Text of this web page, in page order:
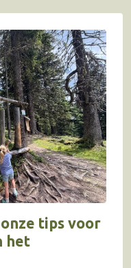
tips voor
het